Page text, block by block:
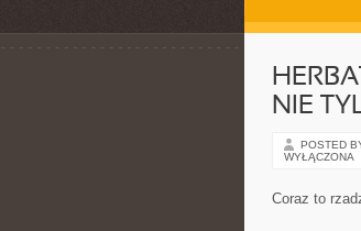
NIE
POSTED
WYŁĄCZONA
Coraz to